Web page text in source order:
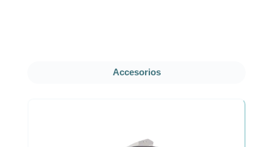
Omitir la galería de productos
Accesorios